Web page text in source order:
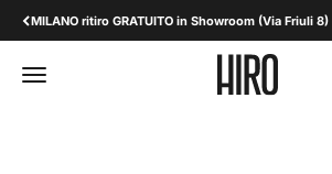
MILANO ritiro GRATUITO in Showroom (Via Friuli
Apri il menu di navigazione HiroDesign B2B